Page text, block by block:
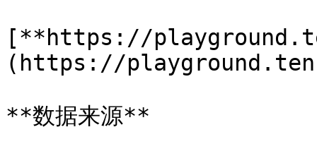
[**https://
(https://
**数据来源**